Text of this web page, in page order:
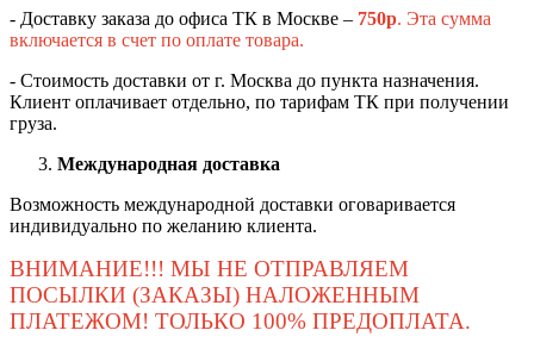
- Доставку заказа до офиса ТК в Москве – 750р. Эта сумма
включается в счет по оплате товара.
- Стоимость доставки от г. Москва до пункта назначения.
Клиент оплачивает отдельно, по тарифам ТК при получении
груза.
Международная доставка
Возможность международной доставки оговаривается
индивидуально по желанию клиента.
ВНИМАНИЕ!!! МЫ НЕ ОТПРАВЛЯЕМ
ПОСЫЛКИ (ЗАКАЗЫ) НАЛОЖЕННЫМ
ПЛАТЕЖОМ! ТОЛЬКО 100% ПРЕДОПЛАТА.